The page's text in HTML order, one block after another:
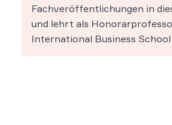
Fachveröffentlichungen in
und lehrt als
International Business